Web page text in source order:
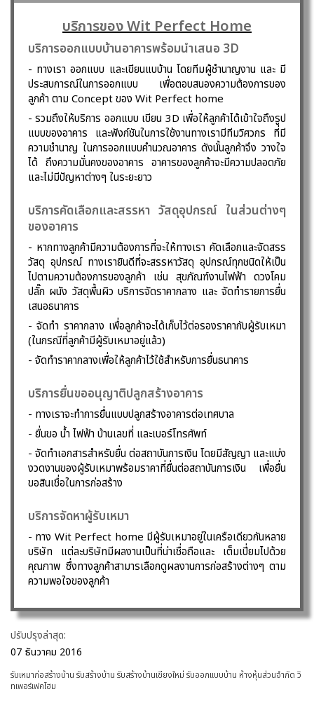
บริการของ Wit Perfect Home
บริการออกแบบบ้านอาคารพร้อมนำเสนอ 3D
- ทางเรา ออกแบบ และเขียนแบบ้าน โดยทีมผู้ชำนาญงาน และ มี
ประสบการณ์ในการออกแบบ เพื่อตอบสนองความต้องการของ
ลูกค้า ตาม Concept ของ Wit Perfect home
- รวมถึงให้บริการ ออกแบบ เขียน 3D เพื่อให้ลูกค้าได้เข้าใจถึงรูป
แบบของอาคาร และฟังก์ชันในการใช้งานทางเรามีทีมวิศวกร ที่มี
ความชำนาญ ในการออกแบบคำนวณอาคาร ดังนั้นลูกค้าจึง วางใจ
ได้ ถึงความมั่นคงของอาคาร อาคารของลูกค้าจะมีความปลอดภัย
และไม่มีปัญหาต่างๆ ในระยะยาว
บริการคัดเลือกและสรรหา วัสดุอุปกรณ์ ในส่วนต่างๆ
ของอาคาร
- หากทางลูกค้ามีความต้องการที่จะให้ทางเรา คัดเลือกและจัดสรร
วัสดุ อุปกรณ์ ทางเรายินดีที่จะสรรหาวัสดุ อุปกรณ์ทุกชนิดให้เป็น
ไปตามความต้องการของลูกค้า เช่น สุขภัณฑ์งานไฟฟ้า ดวงโคม
ปลั๊ก ผนัง วัสดุพื้นผิว บริการจัดราคากลาง และ จัดทำรายการยื่น
เสนอธนาคาร
- จัดทำ ราคากลาง เพื่อลูกค้าจะได้เก็บไว้ต่อรองราคากับผู้รับเหมา
(ในกรณีที่ลูกค้ามีผู้รับเหมาอยู่แล้ว)
- จัดทำราคากลางเพื่อให้ลูกค้าไว้ใช้สำหรับการยื่นธนาคาร
บริการยื่นขออนุญาติปลูกสร้างอาคาร
- ทางเราจะทำการยื่นแบบปลูกสร้างอาคารต่อเทศบาล
- ยื่นขอ น้ำ ไฟฟ้า บ้านเลขที่ และเบอร์โทรศัพท์
- จัดทำเอกสารสำหรับยื่น ต่อสถาบันการเงิน โดยมีสัญญา และแบ่ง
งวดงานของผู้รับเหมาพร้อมราคาที่ยื่นต่อสถาบันการเงิน เพื่อยื่น
ขอสินเชื่อในการก่อสร้าง
บริการจัดหาผู้รับเหมา
- ทาง Wit Perfect home มีผู้รับเหมาอยู่ในเครือเดียวกันหลาย
บริษัท แต่ละบริษัทมีผลงานเป็นที่น่าเชื่อถือและ เต็มเปี่ยมไปด้วย
คุณภาพ ซึ่งทางลูกค้าสามารเลือกดูผลงานการก่อสร้างต่างๆ ตาม
ความพอใจของลูกค้า
ปรับปรุงล่าสุด:
07 ธันวาคม 2016
รับเหมาก่อสร้างบ้าน รับสร้างบ้าน รับสร้างบ้านเชียงใหม่ รับออกแบบบ้าน ห้างหุ้นส่วนจำกัด วิ
ทเพอร์เฟคโฮม